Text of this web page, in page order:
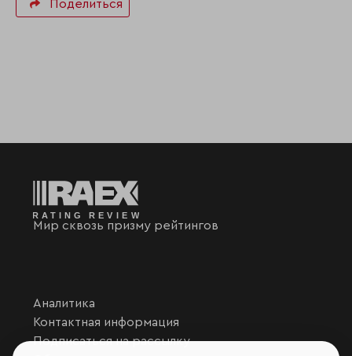
Поделиться
Мир сквозь призму рейтингов
Аналитика
Контактная информация
Подписаться на рассылку